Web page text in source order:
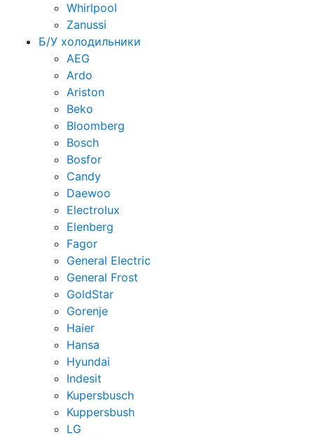
Whirlpool
Zanussi
Б/У холодильники
AEG
Ardo
Ariston
Beko
Bloomberg
Bosch
Bosfor
Candy
Daewoo
Electrolux
Elenberg
Fagor
General Electric
General Frost
GoldStar
Gorenje
Haier
Hansa
Hyundai
Indesit
Kupersbusch
Kuppersbush
LG